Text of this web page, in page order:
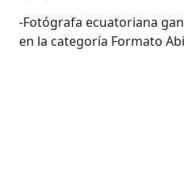
-Fotógrafa ecuatoriana
en la categoría Formato